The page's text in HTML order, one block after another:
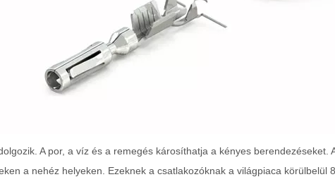
A por, a víz és a remegés károsíthatja a kényes berendezéseket.
a nehéz helyeken. Ezeknek a csatlakozóknak a világpiaca körülbelül